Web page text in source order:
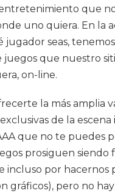
que
uno quiera. En la
seas,
juegos que nuestro
on-line.
la más amplia
de la
que no te puedes
prosiguen
incluso por
gráficos), pero no